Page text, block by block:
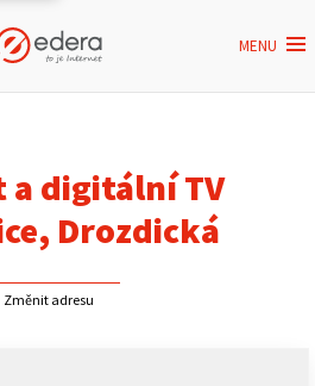
MENU
digitální TV
Drozdická
Změnit adresu